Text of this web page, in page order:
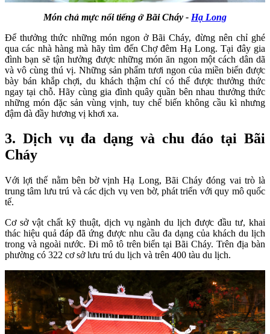
Món chả mực nổi tiếng ở Bãi Cháy - Hạ Long
Để thưởng thức những món ngon ở Bãi Cháy, đừng nên chỉ ghé
qua các nhà hàng mà hãy tìm đến Chợ đêm Hạ Long. Tại đây gia
đình bạn sẽ tận hưởng được những món ăn ngon một cách dân dã
và vô cùng thú vị. Những sản phẩm tươi ngon của miền biển được
bày bán khắp chợi, du khách thậm chí có thể được thưởng thức
ngay tại chỗ. Hãy cùng gia đình quây quần bên nhau thưởng thức
những món đặc sản vùng vịnh, tuy chế biến không cầu kì nhưng
đậm đà đầy hương vị khơi xa.
3. Dịch vụ đa dạng và chu đáo tại Bãi
Cháy
Với lợi thế nằm bên bờ vịnh Hạ Long, Bãi Cháy đóng vai trò là
trung tâm lưu trú và các dịch vụ ven bờ, phát triển với quy mô quốc
tế.
Cơ sở vật chất kỹ thuật, dịch vụ ngành du lịch được đầu tư, khai
thác hiệu quả đáp đã ứng được nhu cầu đa dạng của khách du lịch
trong và ngoài nước. Đi mô tô trên biển tại Bãi Cháy. Trên địa bàn
phường có 322 cơ sở lưu trú du lịch và trên 400 tàu du lịch.